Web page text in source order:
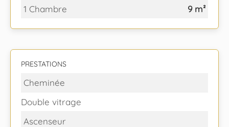
1 Chambre
9 m²
PRESTATIONS
Cheminée
Double vitrage
Ascenseur